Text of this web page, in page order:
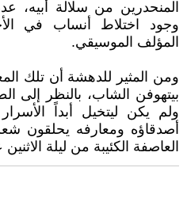
المنحدرين من سلالة أبيه،
وجود اختلاط أنساب في
المؤلف الموسيقي.
ومن المثير للدهشة أن تلك
بيتهوفن الشاب، بالنظر إلى
ولم يكن ليتخيل أبداً
أصدقاؤه ومعارفه يحلقون
العاصفة الكئيبة من ليلة الاثنين عام